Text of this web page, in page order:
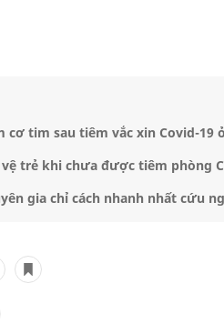
cơ tim sau tiêm vắc xin Covid-19
vệ trẻ khi chưa được tiêm phòng
gia chỉ cách nhanh nhất cứu